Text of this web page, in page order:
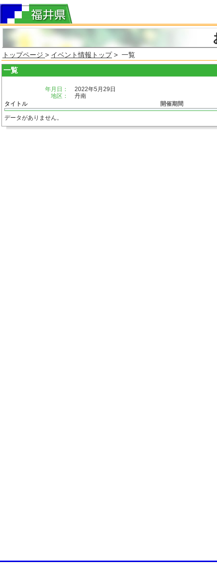
トップページ > イベント情報トップ> 一覧
一覧
年月日：
2022年5月29日
地区：
丹南
タイトル
開催期間
データがありません。